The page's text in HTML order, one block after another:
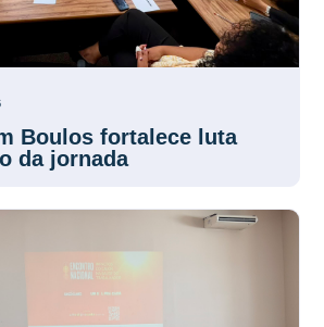
Boulos fortalece luta
da jornada